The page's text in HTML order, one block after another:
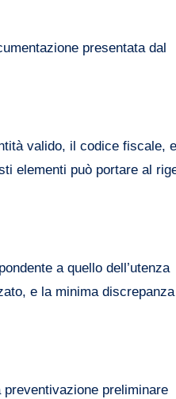
presentata dal
valido, il codice fiscale,
elementi può portare al
a quello dell’utenza
e la minima
preliminare